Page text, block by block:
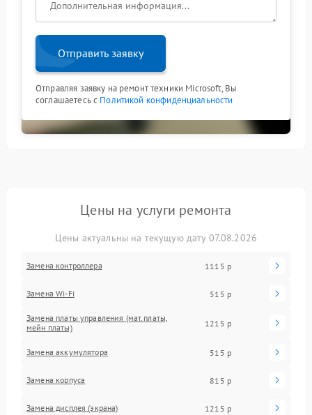
Отправить заявку
Отправляя заявку на ремонт техники Microsoft, Вы
соглашаетесь с Политикой конфиденциальности
Цены на услуги ремонта
Цены актуальны на текущую дату 07.08.2026
Замена контроллера 1115 р
Замена Wi-Fi 515 р
Замена платы управления (мат.платы,
мейн платы)
1215 р
Замена аккумулятора 515 р
Замена корпуса 815 р
Замена дисплея (экрана) 1215 р